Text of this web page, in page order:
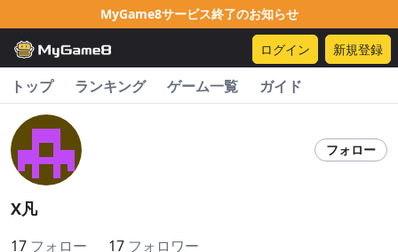
MyGame8サービス終了のお知らせ
ログイン 新規登録
トップ ランキング ゲーム一覧 ガイド
フォロー
X凡
17 フォロー 17 フォロワー